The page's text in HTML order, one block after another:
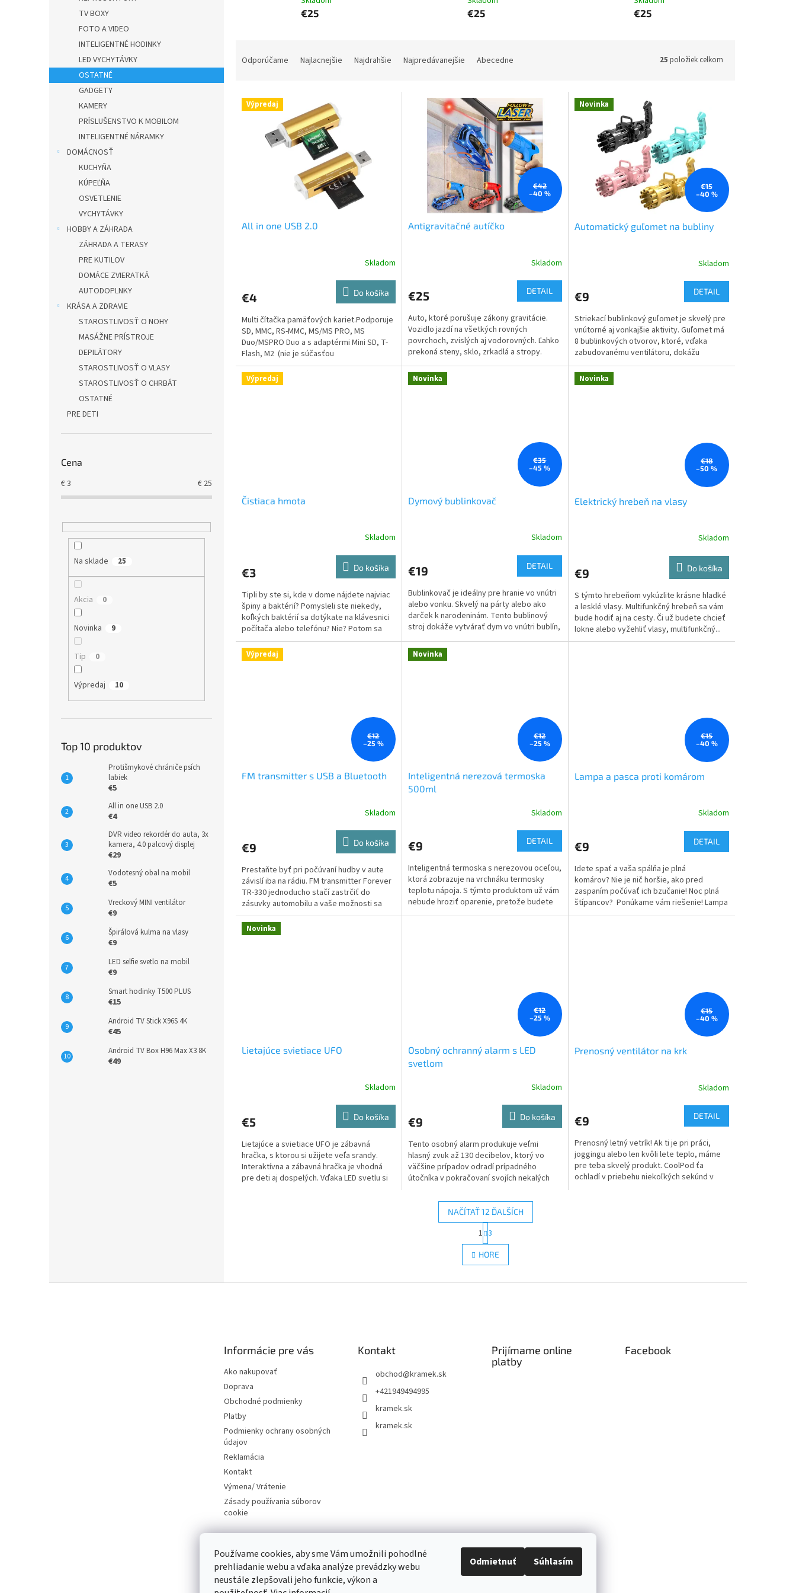
Používame cookies, aby sme Vám umožnili pohodlné
prehliadanie webu a vďaka analýze prevádzky webu
neustále zlepšovali jeho funkcie, výkon a
Odmietnuť Súhlasím
TV BOXY
FOTO A VIDEO
INTELIGENTNÉ HODINKY
LED VYCHYTÁVKY
OSTATNÉ
GADGETY
KAMERY
PRÍSLUŠENSTVO K MOBILOM
INTELIGENTNÉ NÁRAMKY
DOMÁCNOSŤ
KUCHYŇA
KÚPEĽŇA
OSVETLENIE
VYCHYTÁVKY
HOBBY A ZÁHRADA
ZÁHRADA A TERASY
PRE KUTILOV
DOMÁCE ZVIERATKÁ
AUTODOPLNKY
KRÁSA A ZDRAVIE
STAROSTLIVOSŤ O NOHY
MASÁŽNE PRÍSTROJE
DEPILÁTORY
STAROSTLIVOSŤ O VLASY
STAROSTLIVOSŤ O CHRBÁT
OSTATNÉ
PRE DETI
Cena
€3 € 25
Na sklade 25
Akcia 0
Novinka 9
Tip 0
Výpredaj 10
Top 10 produktov
Protišmykové chrániče psích
labiek
€5
All in one USB 2.0
€4
DVR video rekordér do auta, 3x
kamera, 4.0 palcový displej
€29
Vodotesný obal na mobil
€5
Vreckový MINI ventilátor
€9
Špirálová kulma na vlasy
€9
LED selfie svetlo na mobil
€9
Smart hodinky T500 PLUS
€15
Android TV Stick X96S 4K
€45
Android TV Box H96 Max X3 8K
€49
€25
€25
€25
n
Odporúčame Najlacnejšie Najdrahšie Najpredávanejšie Abecedne 25 položiek celkom
V Výpredaj
All in one USB 2.0
Skladom
€4 Do košíka
Multi čítačka pamäťových kariet.Podporuje
SD, MMC, RS-MMC, MS/MS PRO, MS
Duo/MSPRO Duo a s adaptérmi Mini SD, T-
Flash, M2 (nie je súčasťou
dodávky). Rozhranie...
€42
–40 %
Antigravitačné autíčko
Skladom
€25 DETAIL
Auto, ktoré porušuje zákony gravitácie.
Vozidlo jazdí na všetkých rovných
povrchoch, zvislých aj vodorovných. Ľahko
prekoná steny, sklo, zrkadlá a stropy.
Autíčko je malé,...
Novinka
€15
–40 %
Automatický guľomet na bubliny
je
z
5
hviezdičiek.
Skladom
€9 DETAIL
Striekací bublinkový guľomet je skvelý pre
vnútorné aj vonkajšie aktivity. Guľomet má
8 bublinkových otvorov, ktoré, vďaka
zabudovanému ventilátoru, dokážu
vyfúknuť stovky...
Výpredaj
Čistiaca hmota
je
z
5
hviezdičiek.
Skladom
€3 Do košíka
Tipli by ste si, kde v dome nájdete najviac
špiny a baktérií? Pomysleli ste niekedy,
koľkých baktérií sa dotýkate na klávesnici
počítača alebo telefónu? Nie? Potom sa
pozrite na...
Novinka
€35
–45 %
Dymový bublinkovač
Skladom
€19 DETAIL
Bublinkovač je ideálny pre hranie vo vnútri
alebo vonku. Skvelý na párty alebo ako
darček k narodeninám. Tento bublinový
stroj dokáže vytvárať dym vo vnútri bublín,
Novinka
€18
–50 %
Elektrický hrebeň na vlasy
Skladom
€9 Do košíka
S týmto hrebeňom vykúzlite krásne hladké
a lesklé vlasy. Multifunkčný hrebeň sa vám
bude hodiť aj na cesty. Či už budete chcieť
lokne alebo vyžehliť vlasy, multifunkčný...
Výpredaj
€12
–25 %
FM transmitter s USB a Bluetooth
je
z
5
hviezdičiek.
Skladom
€9 Do košíka
Prestaňte byť pri počúvaní hudby v aute
závislí iba na rádiu. FM transmitter Forever
TR-330 jednoducho stačí zastrčiť do
zásuvky automobilu a vaše možnosti sa
práve...
Novinka
€12
–25 %
Inteligentná nerezová termoska
500ml
Skladom
€9 DETAIL
Inteligentná termoska s nerezovou oceľou,
ktorá zobrazuje na vrchnáku termosky
teplotu nápoja. S týmto produktom už vám
nebude hroziť oparenie, pretože budete
vedieť presne, ako...
€15
–40 %
Lampa a pasca proti komárom
Skladom
€9 DETAIL
Idete spať a vaša spálňa je plná
komárov? Nie je nič horšie, ako pred
zaspaním počúvať ich bzučanie! Noc plná
štípancov? Ponúkame vám riešenie! Lampa
proti...
Novinka
Lietajúce svietiace UFO
Skladom
€5 Do košíka
Lietajúce a svietiace UFO je zábavná
hračka, s ktorou si užijete veľa srandy.
Interaktívna a zábavná hračka je vhodná
pre deti aj dospelých. Vďaka LED svetlu si
€12
–25 %
Osobný ochranný alarm s LED
svetlom
je
z
5
hviezdičiek.
Skladom
€9 Do košíka
Tento osobný alarm produkuje veľmi
hlasný zvuk až 130 decibelov, ktorý vo
väčšine prípadov odradí prípadného
útočníka v pokračovaní svojích nekalých
€15
–40 %
Prenosný ventilátor na krk
je
z
5
hviezdičiek.
Skladom
€9 DETAIL
Prenosný letný vetrík! Ak ti je pri práci,
joggingu alebo len kvôli lete teplo, máme
pre teba skvelý produkt. CoolPod ťa
ochladí v priebehu niekoľkých sekúnd v
O
v
l
d
NAČÍTAŤ 12 ĎALŠÍCH
t
r
á
n
1 3
HORE
Informácie pre vás
Ako nakupovať
Doprava
Obchodné podmienky
Platby
Podmienky ochrany osobných
údajov
Reklamácia
Kontakt
Výmena/ Vrátenie
Zásady používania súborov
cookie
Kontakt
obchod@kramek.sk
+421949494995
kramek.sk
kramek.sk
Prijímame online
platby
Facebook
Instagram